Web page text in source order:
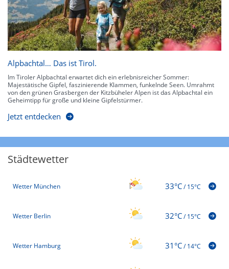
Alpbachtal… Das ist Tirol.
Im Tiroler Alpbachtal erwartet dich ein erlebnisreicher Sommer:
Majestätische Gipfel, faszinierende Klammen, funkelnde Seen. Umrahmt
von den grünen Grasbergen der Kitzbüheler Alpen ist das Alpbachtal ein
Geheimtipp für große und kleine Gipfelstürmer.
Jetzt entdecken
Städtewetter
Wetter München 33°C/15°C
Wetter Berlin 32°C/15°C
Wetter Hamburg 31°C/14°C